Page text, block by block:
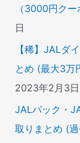
（3000円ク
日
【稀】JALダ
とめ (最大3
2023年2月3日
JALパック・
取りまとめ (